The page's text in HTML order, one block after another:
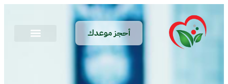
أحجز موعدك